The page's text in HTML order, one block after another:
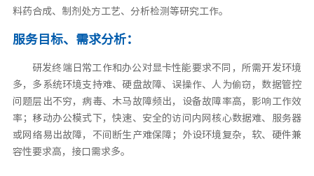
料药合成、制剂处方工艺、分析检测等研究工作。
服务目标、需求分析：
研发终端日常工作和办公对显卡性能要求不同，所需开发环境
多，多系统环境支持难、硬盘故障、误操作、人为偷窃，数据管控
问题层出不穷，病毒、木马故障频出，设备故障率高，影响工作效
率；移动办公模式下，快速、安全的访问内网核心数据难、服务器
或网络易出故障，不间断生产难保障；外设环境复杂，软、硬件兼
容性要求高，接口需求多。